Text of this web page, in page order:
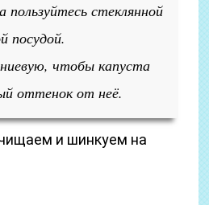
пользуйтесь стеклянной
посудой.
чтобы капуста
оттенок от неё.
и шинкуем на